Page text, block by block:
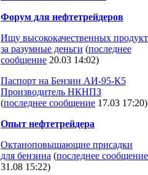
Форум для нефтетрейдеров
Ищу высококачественных продукт
за разумные деньги (последнее
сообщение 20.03 14:02)
Паспорт на Бензин АИ-95-К5
Производитель НКНПЗ
(последнее сообщение 17.03 17:20)
Опыт нефтетрейдера
Октаноповышающие присадки
для бензина (последнее сообщение
31.08 15:22)